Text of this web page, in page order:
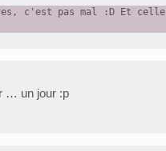
c'est pas mal :D Et celle
… un jour :p